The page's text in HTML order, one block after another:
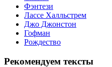
Фэнтези
Лассе Халльстрем
Джо Джонстон
Гофман
Рождество
Рекомендуем тексты